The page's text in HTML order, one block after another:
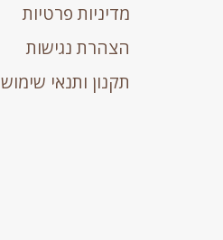
מדיניות פרטיות
הצהרת נגישות
תקנון ותנאי שימוש